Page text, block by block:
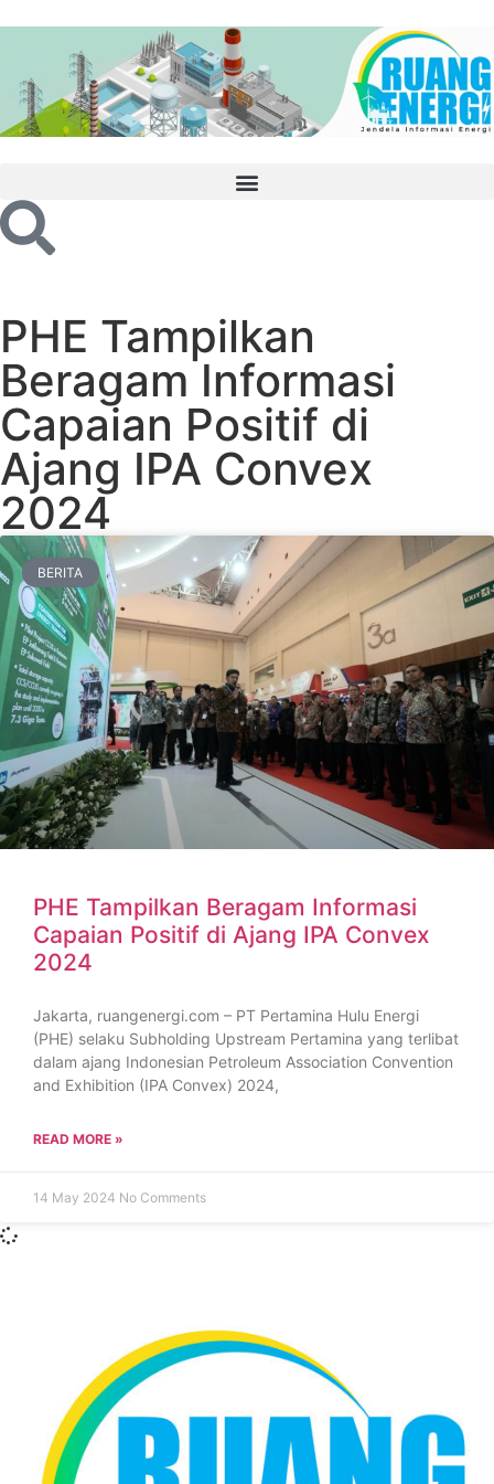
PHE Tampilkan
Beragam Informasi
Capaian Positif di
Ajang IPA Convex
2024
BERITA
PHE Tampilkan Beragam Informasi
Capaian Positif di Ajang IPA Convex
2024
Jakarta, ruangenergi.com – PT Pertamina Hulu Energi
(PHE) selaku Subholding Upstream Pertamina yang terlibat
dalam ajang Indonesian Petroleum Association Convention
and Exhibition (IPA Convex) 2024,
READ MORE »
14 May 2024 No Comments